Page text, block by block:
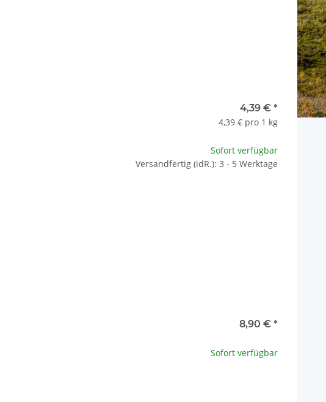
4,39 € *
4,39 € pro 1 kg
Sofort verfügbar
Versandfertig (idR.): 3 - 5 Werktage
8,90 € *
Sofort verfügbar